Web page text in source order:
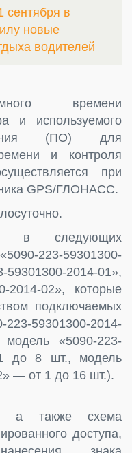
сентября в
новые
водителей
времени
и используемого
(ПО) для
и контроля
при
GPS/ГЛОНАСС.
в следующих
223-59301300-
59301300-2014-01»,
2014-02», которые
подключаемых
59301300-2014-
«5090-223-
до 8 шт., модель
— от 1 до 16 шт.).
а также схема
доступа,